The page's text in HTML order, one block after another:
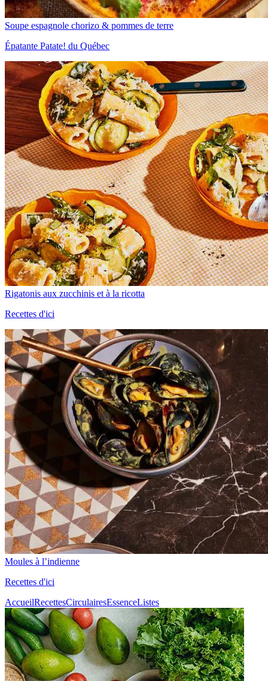
Soupe espagnole chorizo & pommes de terre
Épatante Patate! du Québec
Rigatonis aux zucchinis et à la ricotta
Recettes d'ici
Moules à l’indienne
Recettes d'ici
AccueilRecettesCirculairesEssenceListes